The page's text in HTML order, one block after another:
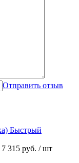
Отправить отзыв
Быстрый
7 315 руб. / шт